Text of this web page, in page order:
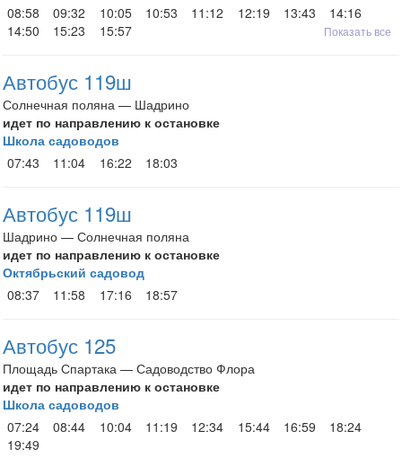
08:58
09:32 10:05 10:53 11:12 12:19 13:43
14:16
14:50
15:23 15:57 Показать все
Автобус 119ш
Солнечная поляна — Шадрино
идет по направлению к остановке
Школа садоводов
07:43
11:04 16:22 18:03
Автобус 119ш
Шадрино — Солнечная поляна
идет по направлению к остановке
Октябрьский садовод
08:37
11:58 17:16 18:57
Автобус 125
Площадь Спартака — Садоводство Флора
идет по направлению к остановке
Школа садоводов
07:24
08:44 10:04 11:19 12:34 15:44 16:59
18:24
19:49